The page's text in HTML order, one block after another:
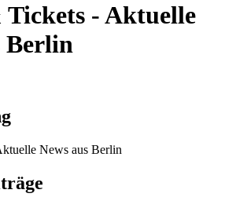
- Aktuelle
Berlin
News aus Berlin